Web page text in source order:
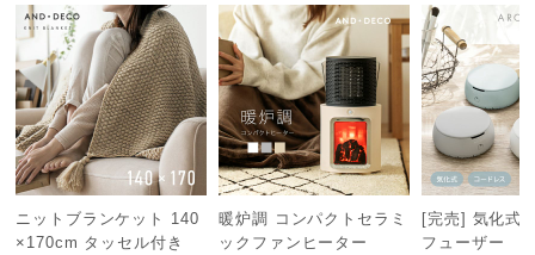
て
小
型
商
品
の
配
送
ニットブランケット 140
×170cm タッセル付き
暖炉調 コンパクトセラミ
ックファンヒーター
[完売] 気化式
フューザー